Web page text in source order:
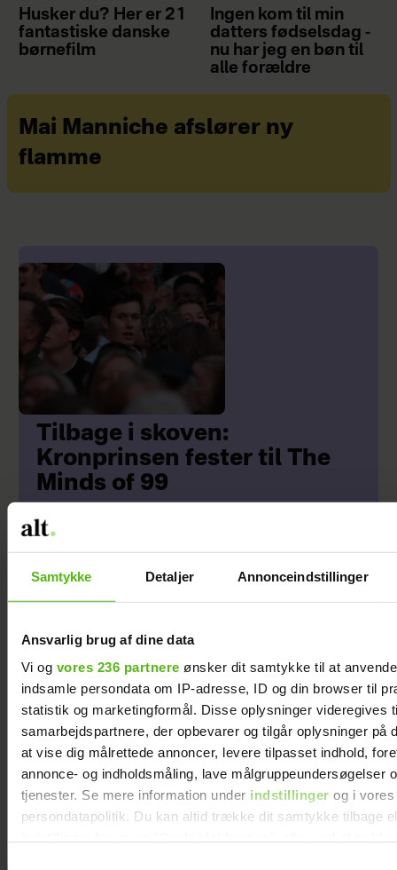
Samtykke Detaljer Annonceindstillinger
Ansvarlig brug af dine data
Vi og vores 236 partnere ønsker dit samtykke til at
indsamle persondata om IP-adresse, ID og din browser til
statistik og marketingformål. Disse oplysninger videregives
samarbejdspartnere, der opbevarer og tilgår oplysninger på
at vise dig målrettede annoncer, levere tilpasset indhold,
annonce- og indholdsmåling, lave målgruppeundersøgelser
tjenester. Se mere information under indstillinger og i vores
persondatapolitik. Du kan altid trække dit samtykke tilbage
Husker du? Her er 21
fantastiske danske
børnefilm
Ingen kom til min
datters fødselsdag -
nu har jeg en bøn til
alle forældre
Mai Manniche afslører ny
flamme
Tilbage i skoven:
Kronprinsen fester til The
Minds of 99
Lusket plan i
vildmarken: Sådan
opstod Niels
Nævesvin
Min veninde vil
tage børnene fra
deres far - men jeg
forstår ikke hendes